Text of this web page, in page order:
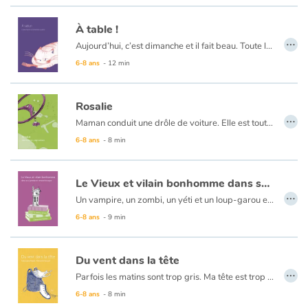
Documentaires
En famille
Quotidien et loisirs
À l'école
Fêtes et évènements
Amour et amitié
Sujets de société
Émotions et sentiments
À table !
Aujourd’hui, c’est dimanche et il fait beau. Toute la famille déjeune sur la terrasse dans la bonne humeur. Enfin, presque... Pénélope, ma petite sœur, veut constamment attirer l’attention de Papa et Maman. Marcel, mon grand frère, n’arrête pas de sortir de table. Et dans mon assiette, il y a d’horribles tomates ! Quelle surprise peut encore arriver au dessert ?
6-8 ans - 12 min
…
Rosalie
Maman conduit une drôle de voiture. Elle est tout en plastique, mais elle roule vraiment ! Avec elle, on ne s’ennuie jamais et tout semble possible. Quand on grimpe dedans, c’est pour parcourir ensemble les routes escarpées de la vie. À l’aventure, par monts et par vaux !
6-8 ans - 8 min
…
Le Vieux et vilain bonhomme dans sa si grande et sinistre bicoque
Un vampire, un zombi, un yéti et un loup-garou essaient de tenir compagnie à un vieux et vilain bonhomme, un écrivain dont l’inspiration s’est perdue à travers les années et les lames de son plancher. Pourtant, là, au-dessus de l’escalier, flotte un petit fantôme qui peut réveiller même les âmes les plus asséchées !
6-8 ans - 9 min
…
Du vent dans la tête
Parfois les matins sont trop gris. Ma tête est trop lourde. Mes idées sont trop emmêlées. Alors, je mets mes baskets et je file, là-haut, au plus haut de la montagne. Là où le vent souffle sur les nuages et éclaircit les brouillards. Là où le vent me rend légère.
6-8 ans - 8 min
…